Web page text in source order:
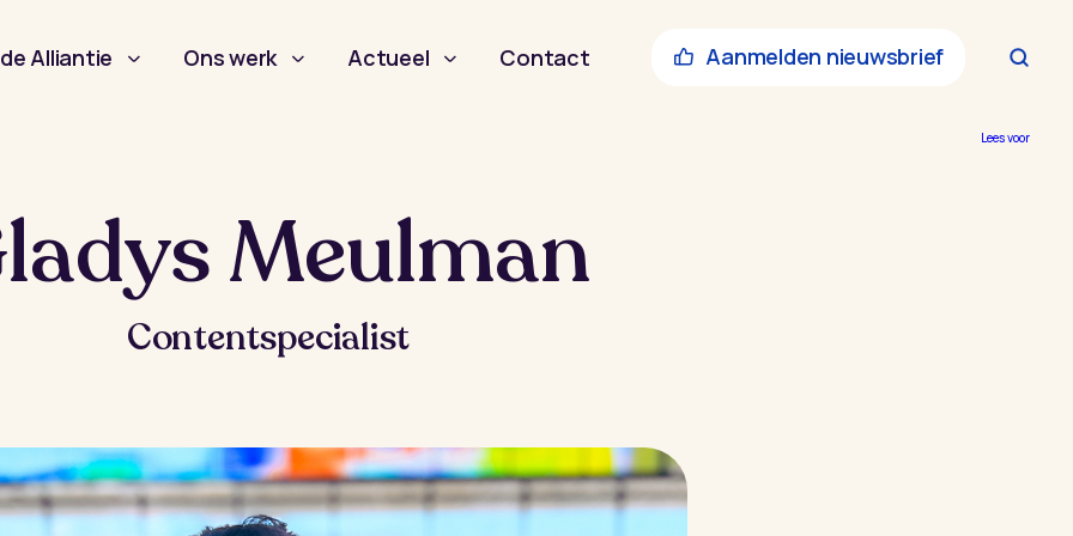
Alliantie Ons werk Actueel Contact Aanmelden nieuwsbrief
Lees voor
Meulman
Contentspecialist